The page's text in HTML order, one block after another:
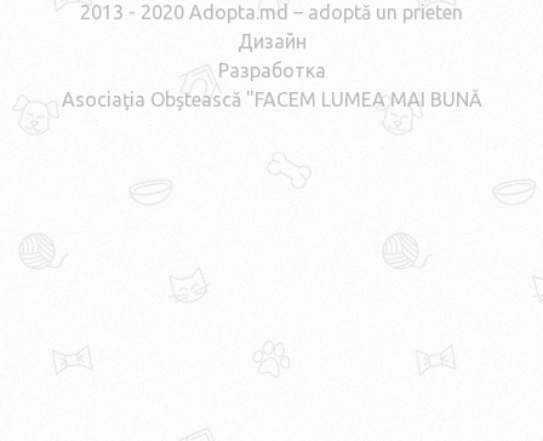
2013 - 2020 Adopta.md – adoptă un prieten
Дизайн
Разработка
Asociaţia Obştească "FACEM LUMEA MAI BUNĂ